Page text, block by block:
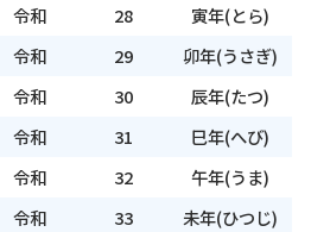
令和 28 寅年(とら)
令和 29 卯年(うさぎ)
令和 30 辰年(たつ)
令和 31 巳年(へび)
令和 32 午年(うま)
令和 33 未年(ひつじ)